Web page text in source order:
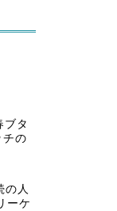
ブタ
チの
の人
ーケ